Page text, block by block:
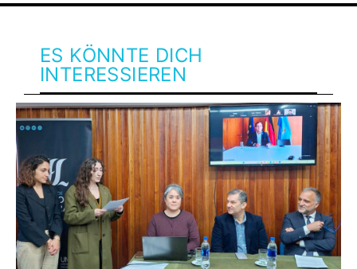
ES KÖNNTE DICH
INTERESSIEREN